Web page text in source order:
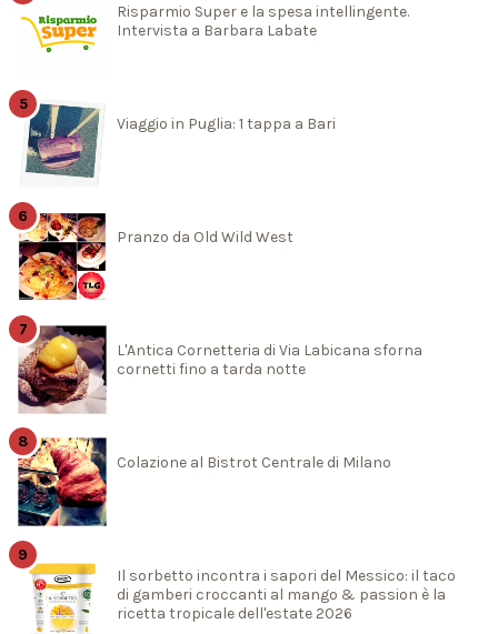
Risparmio Super e la spesa intellingente.
Intervista a Barbara Labate
Viaggio in Puglia: 1 tappa a Bari
Pranzo da Old Wild West
L'Antica Cornetteria di Via Labicana sforna
cornetti fino a tarda notte
Colazione al Bistrot Centrale di Milano
Il sorbetto incontra i sapori del Messico: il taco
di gamberi croccanti al mango & passion è la
ricetta tropicale dell'estate 2026